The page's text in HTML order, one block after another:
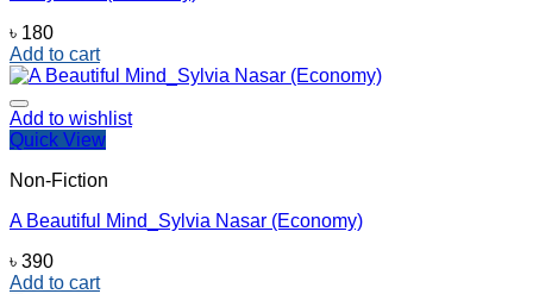
৳ 180
Add to cart
Add to wishlist
Quick View
Non-Fiction
A Beautiful Mind_Sylvia Nasar (Economy)
৳ 390
Add to cart